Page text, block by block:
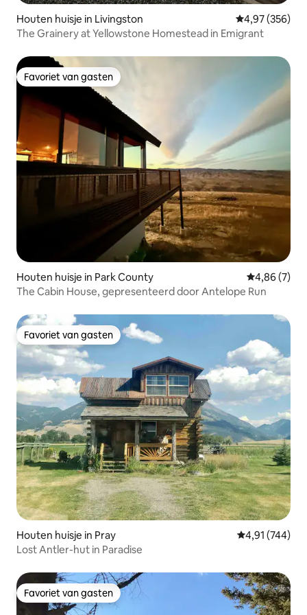
Houten huisje in Livingston Gemiddelde
4,97 (356)
The Grainery at Yellowstone Homestead in Emigrant
Favoriet van gasten
Favoriet van gasten
Houten huisje in Park County Gemiddelde
4,86 (7)
The Cabin House, gepresenteerd door Antelope Run
Favoriet van gasten
Favoriet van gasten
Houten huisje in Pray Gemiddelde
4,91 (744)
Lost Antler-hut in Paradise
Favoriet van gasten
Favoriet van gasten